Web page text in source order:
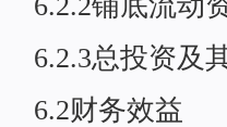
6.2.3总投资及
6.2财务效益